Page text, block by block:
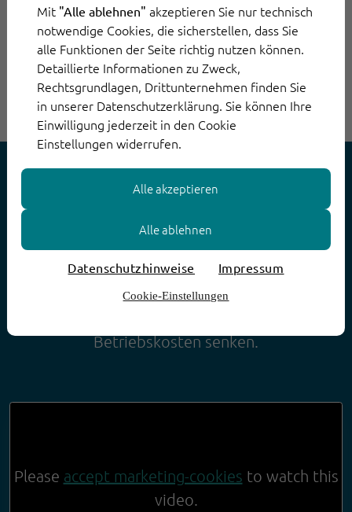
Mit "Alle ablehnen" akzeptieren Sie nur technisch
notwendige Cookies, die sicherstellen, dass Sie
alle Funktionen der Seite richtig nutzen können.
Detaillierte Informationen zu Zweck,
Rechtsgrundlagen, Drittunternehmen finden Sie
in unserer Datenschutzerklärung. Sie können Ihre
Einwilligung jederzeit in den Cookie
Einstellungen widerrufen.
Datenschutzhinweise Impressum
Cookie-Einstellungen
Alle ablehnen
Alle akzeptieren
Smarte Workflow
Automatisierung
Wie Sie mit automatisierten Workflows die
Arbeitsbelastung spürbar reduzieren,
Betriebskosten senken.
Please accept marketing-cookies to watch this
video.